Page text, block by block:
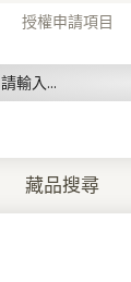
授權申請項目
藏品搜尋